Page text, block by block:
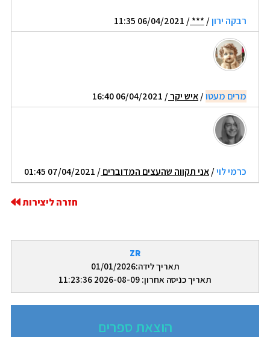
ZR
תאריך לידה:01/01/2026
תאריך כניסה אחרון: 2026-08-09 11:23:36
הוצאת ספרים
רבקה ירון/
***
/ 06/04/2021 11:35
מרים מעטו/איש יקר/ 06/04/2021 16:40
כרמי לוי/אני תקווה שהעצים המדוברים/ 07/04/2021 01:45
חזרה ליצירות